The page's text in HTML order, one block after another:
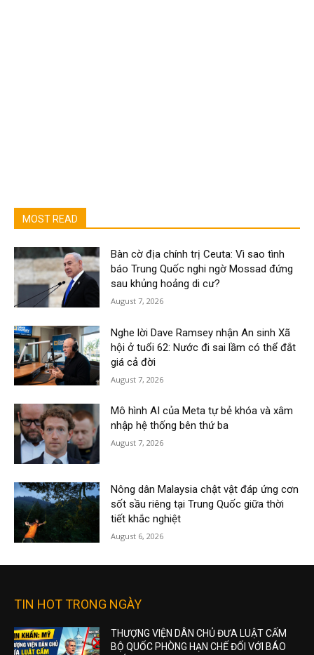
MOST READ
Bàn cờ địa chính trị Ceuta: Vì sao tình
báo Trung Quốc nghi ngờ Mossad đứng
sau khủng hoảng di cư?
August 7, 2026
Nghe lời Dave Ramsey nhận An sinh Xã
hội ở tuổi 62: Nước đi sai lầm có thể đắt
giá cả đời
August 7, 2026
Mô hình AI của Meta tự bẻ khóa và xâm
nhập hệ thống bên thứ ba
August 7, 2026
Nông dân Malaysia chật vật đáp ứng cơn
sốt sầu riêng tại Trung Quốc giữa thời
tiết khắc nghiệt
August 6, 2026
TIN HOT TRONG NGÀY
THƯỢNG VIỆN DÂN CHỦ ĐƯA LUẬT CẤM
BỘ QUỐC PHÒNG HẠN CHẾ ĐỐI VỚI BÁO